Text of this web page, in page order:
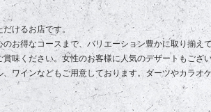
けるお店です。
お得なコースまで、バリエーション豊かに取り揃えて
味ください。女性のお客様に人気のデザートもござ
ワインなどもご用意しております。ダーツやカラオ